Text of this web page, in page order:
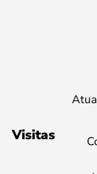
Visitas